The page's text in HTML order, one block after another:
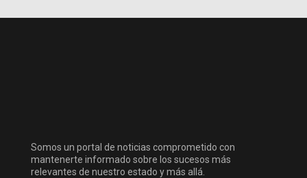
Somos un portal de noticias comprometido con
mantenerte informado sobre los sucesos más
relevantes de nuestro estado y más allá.